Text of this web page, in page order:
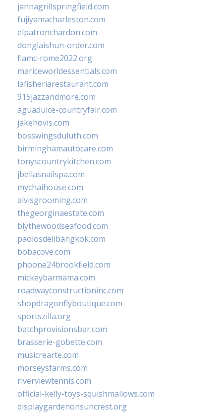
jannagrillspringfield.com
fujiyamacharleston.com
elpatronchardon.com
donglaishun-order.com
fiamc-rome2022.org
mariceworldessentials.com
lafisheriarestaurant.com
915jazzandmore.com
aguadulce-countryfair.com
jakehovis.com
bosswingsduluth.com
birminghamautocare.com
tonyscountrykitchen.com
jbellasnailspa.com
mychaihouse.com
alvisgrooming.com
thegeorginaestate.com
blythewoodseafood.com
paolosdelibangkok.com
bobacove.com
phoone24brookfield.com
mickeybarmama.com
roadwayconstructioninc.com
shopdragonflyboutique.com
sportszilla.org
batchprovisionsbar.com
brasserie-gobette.com
musicrearte.com
morseysfarms.com
riverviewtennis.com
official-kelly-toys-squishmallows.com
displaygardenonsuncrest.org